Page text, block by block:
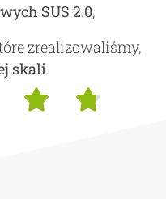
SUS 2.0,
zrealizowaliśmy,
skali.
 